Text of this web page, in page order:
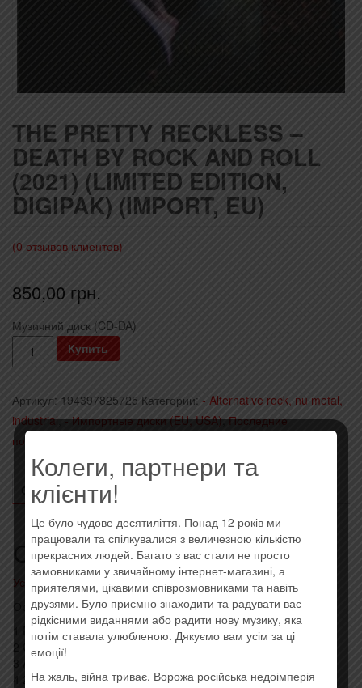
THE PRETTY RECKLESS –
DEATH BY ROCK AND ROLL
(2021) (LIMITED EDITION,
DIGIPAK) (IMPORT, EU)
(0 отзывов клиентов)
850,00 грн.
Музичний диск (CD-DA)
Количество
The
Reckless
-
Death
Rock
And
Roll
(2021)
(Limited
Edition,
Digipak)
(Import,
EU)
Купить
Артикул: 194397825725 Категории: - Alternative rock, nu metal,
industrial,- Импортные диски (EU, USA),Последние
поступления
ОПИСАНИЕ ОТЗЫВЫ (0)
Описание
Усі товари: The Pretty Reckless
Оригинальный импортный диск, штрихкод: 194397825725
1 Death By Rock And Roll 3:54
2 Only Love Can Save Me Now 5:12
3 And So It Went 4:30
4 25 5:27
Колеги, партнери та
клієнти!
Це було чудове десятиліття. Понад 12 років ми
працювали та спілкувалися з величезною кількістю
прекрасних людей. Багато з вас стали не просто
замовниками у звичайному інтернет-магазині, а
приятелями, цікавими співрозмовниками та навіть
друзями. Було приємно знаходити та радувати вас
рідкісними виданнями або радити нову музику, яка
потім ставала улюбленою. Дякуємо вам усім за ці
емоції!
На жаль, війна триває. Ворожа російська недоімперія